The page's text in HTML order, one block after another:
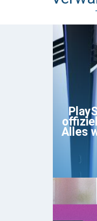
Alles